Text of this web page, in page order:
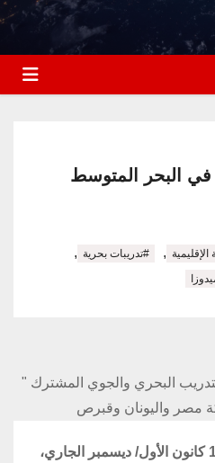
, #تدريبات بحرية ,
البحري والجوي المشترك "
أعلن الجيش المصري، في 1 كانون الأول/ ديسمبر الجاري،